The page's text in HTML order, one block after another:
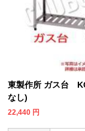
東製作所 ガス台
なし)
22,440 円